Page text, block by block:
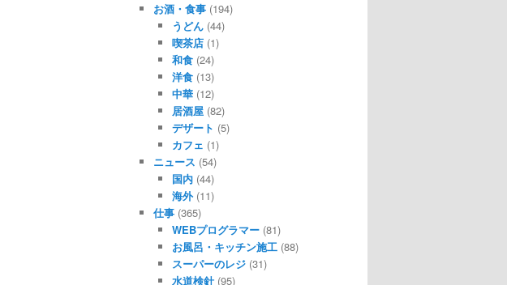
お酒・食事 (194)
うどん(44)
喫茶店(1)
和食(24)
洋食(13)
中華(12)
居酒屋(82)
デザート (5)
カフェ (1)
ニュース (54)
国内(44)
海外(11)
仕事 (365)
WEBプログラマー(81)
お風呂・キッチン施工(88)
スーパーのレジ(31)
水道検針(95)